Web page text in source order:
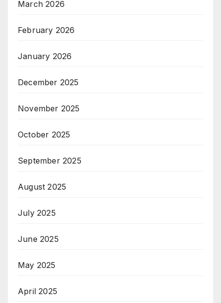
March 2026
February 2026
January 2026
December 2025
November 2025
October 2025
September 2025
August 2025
July 2025
June 2025
May 2025
April 2025